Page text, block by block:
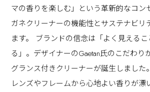
マの香りを楽しむ」という革新的なコン
ガネクリーナーの機能性とサステナビリ
ます。 ブランドの信念は「よく見える
る」。デザイナーのGaetan氏のこだわり
グランス付きクリーナーが誕生しました
レンズやフレームから心地よい香りが漂